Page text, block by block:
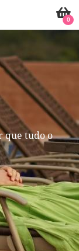
que tudo o
0